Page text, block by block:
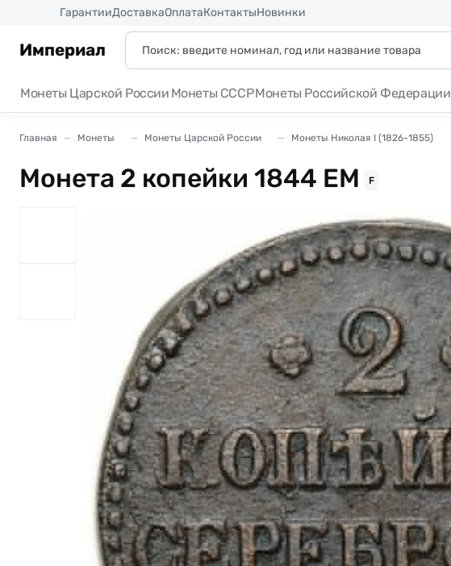
ГарантииДоставкаОплатаКонтактыНовинки
Империал
Монеты Царской России Монеты СССРМонеты Российской Федерации
Главная Монеты Монеты Царской России Монеты Николая I (1826-1855)
Монета 2 копейки 1844 ЕМ F